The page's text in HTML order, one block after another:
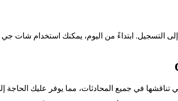
التسجيل. ابتداءً من اليوم، يمكنك استخدام شات
في جميع المحادثات، مما يوفر عليك الحاجة